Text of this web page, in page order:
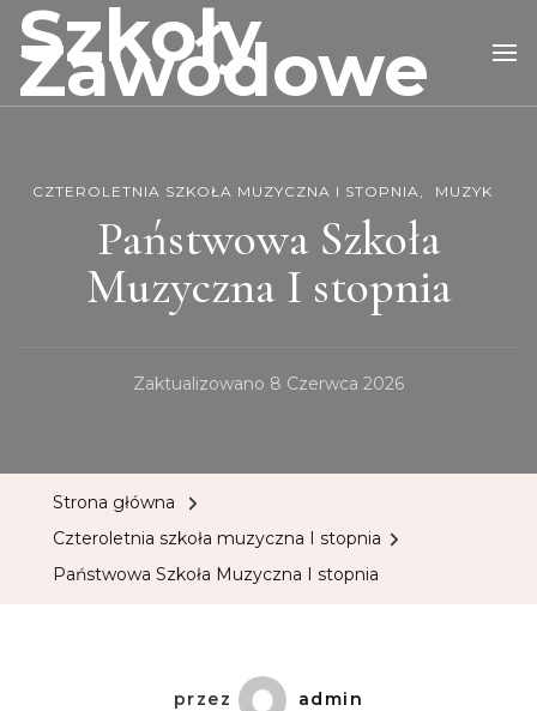
Szkoły
Zawodowe
CZTEROLETNIA SZKOŁA MUZYCZNA I STOPNIA MUZYK
Państwowa Szkoła
Muzyczna I stopnia
Zaktualizowano 8 Czerwca 2026
Strona główna
Czteroletnia szkoła muzyczna I stopnia
Państwowa Szkoła Muzyczna I stopnia
przez admin